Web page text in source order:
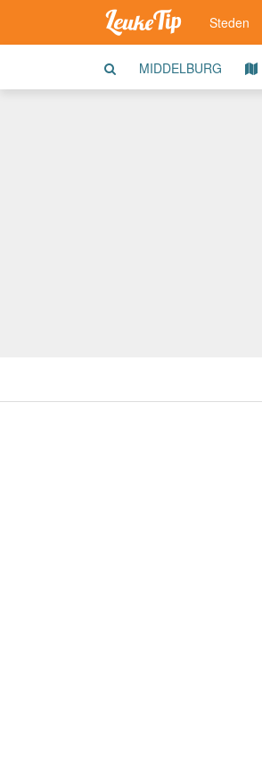
Steden
MIDDELBURG